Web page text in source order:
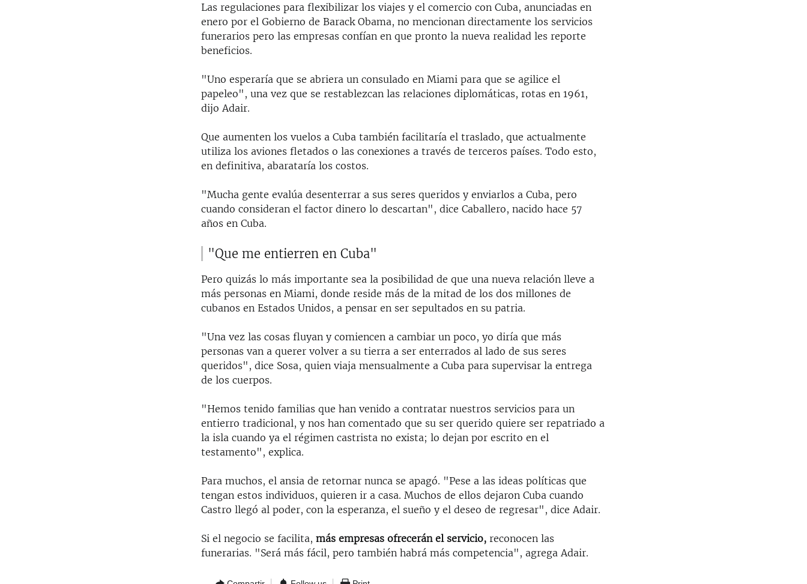
Las regulaciones para flexibilizar los viajes y el comercio con Cuba, anunciadas en
enero por el Gobierno de Barack Obama, no mencionan directamente los servicios
funerarios pero las empresas confían en que pronto la nueva realidad les reporte
beneficios.
"Uno esperaría que se abriera un consulado en Miami para que se agilice el
papeleo", una vez que se restablezcan las relaciones diplomáticas, rotas en 1961,
dijo Adair.
Que aumenten los vuelos a Cuba también facilitaría el traslado, que actualmente
utiliza los aviones fletados o las conexiones a través de terceros países. Todo esto,
en definitiva, abarataría los costos.
"Mucha gente evalúa desenterrar a sus seres queridos y enviarlos a Cuba, pero
cuando consideran el factor dinero lo descartan", dice Caballero, nacido hace 57
años en Cuba.
"Que me entierren en Cuba"
Pero quizás lo más importante sea la posibilidad de que una nueva relación lleve a
más personas en Miami, donde reside más de la mitad de los dos millones de
cubanos en Estados Unidos, a pensar en ser sepultados en su patria.
"Una vez las cosas fluyan y comiencen a cambiar un poco, yo diría que más
personas van a querer volver a su tierra a ser enterrados al lado de sus seres
queridos", dice Sosa, quien viaja mensualmente a Cuba para supervisar la entrega
de los cuerpos.
"Hemos tenido familias que han venido a contratar nuestros servicios para un
entierro tradicional, y nos han comentado que su ser querido quiere ser repatriado a
la isla cuando ya el régimen castrista no exista; lo dejan por escrito en el
testamento", explica.
Para muchos, el ansia de retornar nunca se apagó. "Pese a las ideas políticas que
tengan estos individuos, quieren ir a casa. Muchos de ellos dejaron Cuba cuando
Castro llegó al poder, con la esperanza, el sueño y el deseo de regresar", dice Adair.
Si el negocio se facilita,más empresas ofrecerán el servicio, reconocen las
funerarias. "Será más fácil, pero también habrá más competencia", agrega Adair.